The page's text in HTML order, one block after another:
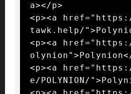
a></p>
<p><a
tawk.help/
<p><a
<p><a
e/POLYNION/